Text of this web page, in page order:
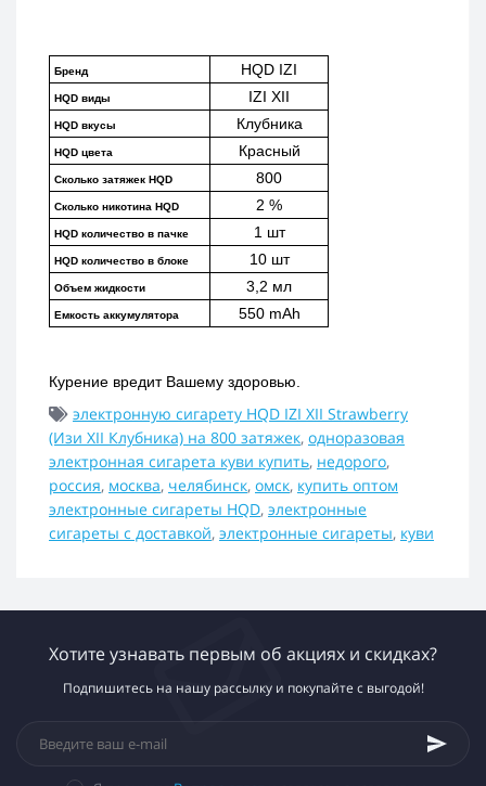
Бренд HQD IZI
HQD виды IZI XII
HQD вкусы Клубника
HQD цвета Красный
Сколько затяжек HQD 800
Сколько никотина HQD 2 %
HQD количество в пачке 1 шт
HQD количество в блоке 10 шт
Объем жидкости 3,2 мл
Емкость аккумулятора 550 mAh
Курение вредит Вашему здоровью.
электронную сигарету HQD IZI XII Strawberry
(Изи XII Клубника) на 800 затяжек, одноразовая
электронная сигарета куви купить, недорого,
россия, москва, челябинск, омск, купить оптом
электронные сигареты HQD, электронные
сигареты с доставкой, электронные сигареты, куви
Хотите узнавать первым об акциях и скидках?
Подпишитесь на нашу рассылку и покупайте с выгодой!